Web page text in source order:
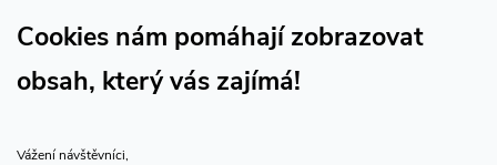
Cookies nám pomáhají zobrazovat
obsah, který vás zajímá!
Vážení návštěvníci,
Sledujte náš vlog CHN_CZ